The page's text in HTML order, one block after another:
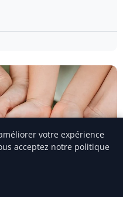
votre expérience
acceptez notre politique